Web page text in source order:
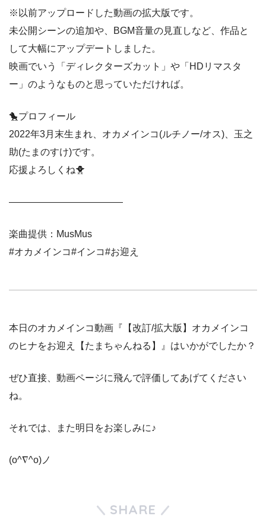
※以前アップロードした動画の拡大版です。
未公開シーンの追加や、BGM音量の見直しなど、作品と
して大幅にアップデートしました。
映画でいう「ディレクターズカット」や「HDリマスタ
ー」のようなものと思っていただければ。
🐤プロフィール
2022年3月末生まれ、オカメインコ(ルチノー/オス)、玉之
助(たまのすけ)です。
応援よろしくね🐥
————————————
楽曲提供：MusMus
#オカメインコ#インコ#お迎え
本日のオカメインコ動画『【改訂/拡大版】オカメインコ
のヒナをお迎え【たまちゃんねる】』はいかがでしたか？
ぜひ直接、動画ページに飛んで評価してあげてください
ね。
それでは、また明日をお楽しみに♪
(o^∇^o)ノ
SHARE